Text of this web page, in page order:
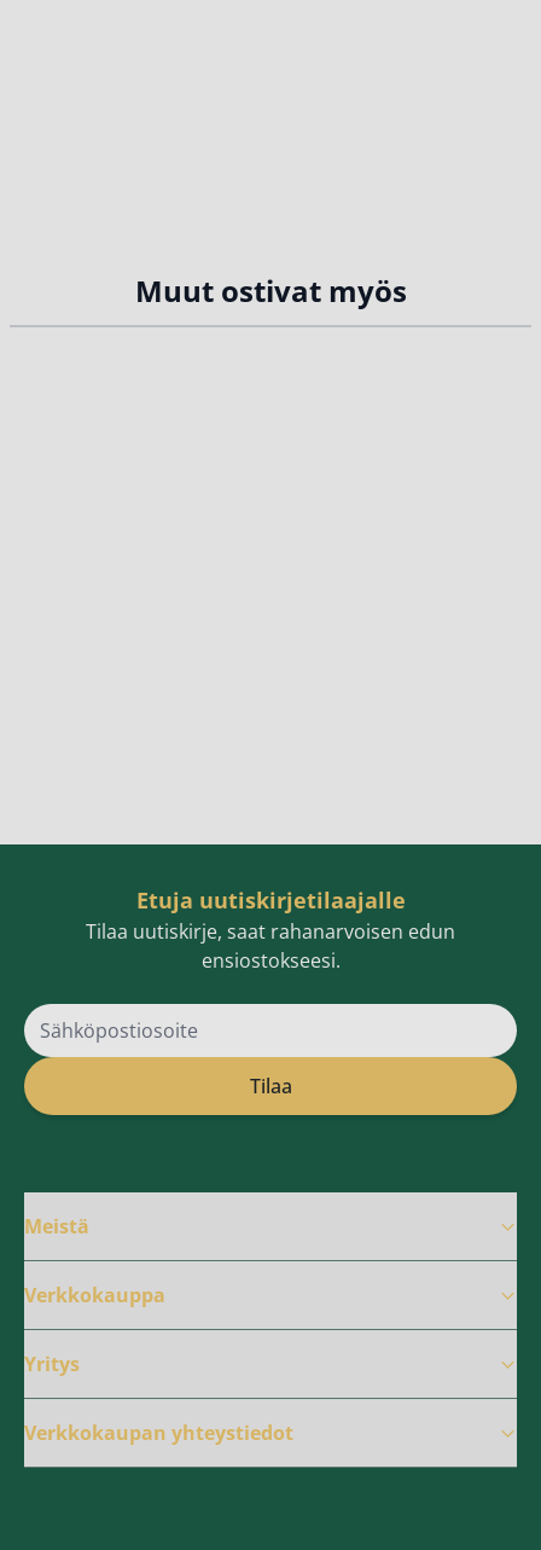
Muut ostivat myös
Etuja uutiskirjetilaajalle
Tilaa uutiskirje, saat rahanarvoisen edun
ensiostokseesi.
Sähköpostiosoite
Tilaa
Meistä
Verkkokauppa
Yritys
Verkkokaupan yhteystiedot